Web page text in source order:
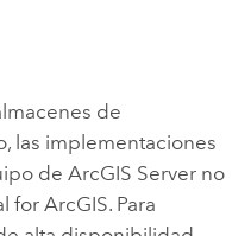
de
las implementaciones
de ArcGIS Serverno
for ArcGIS. Para